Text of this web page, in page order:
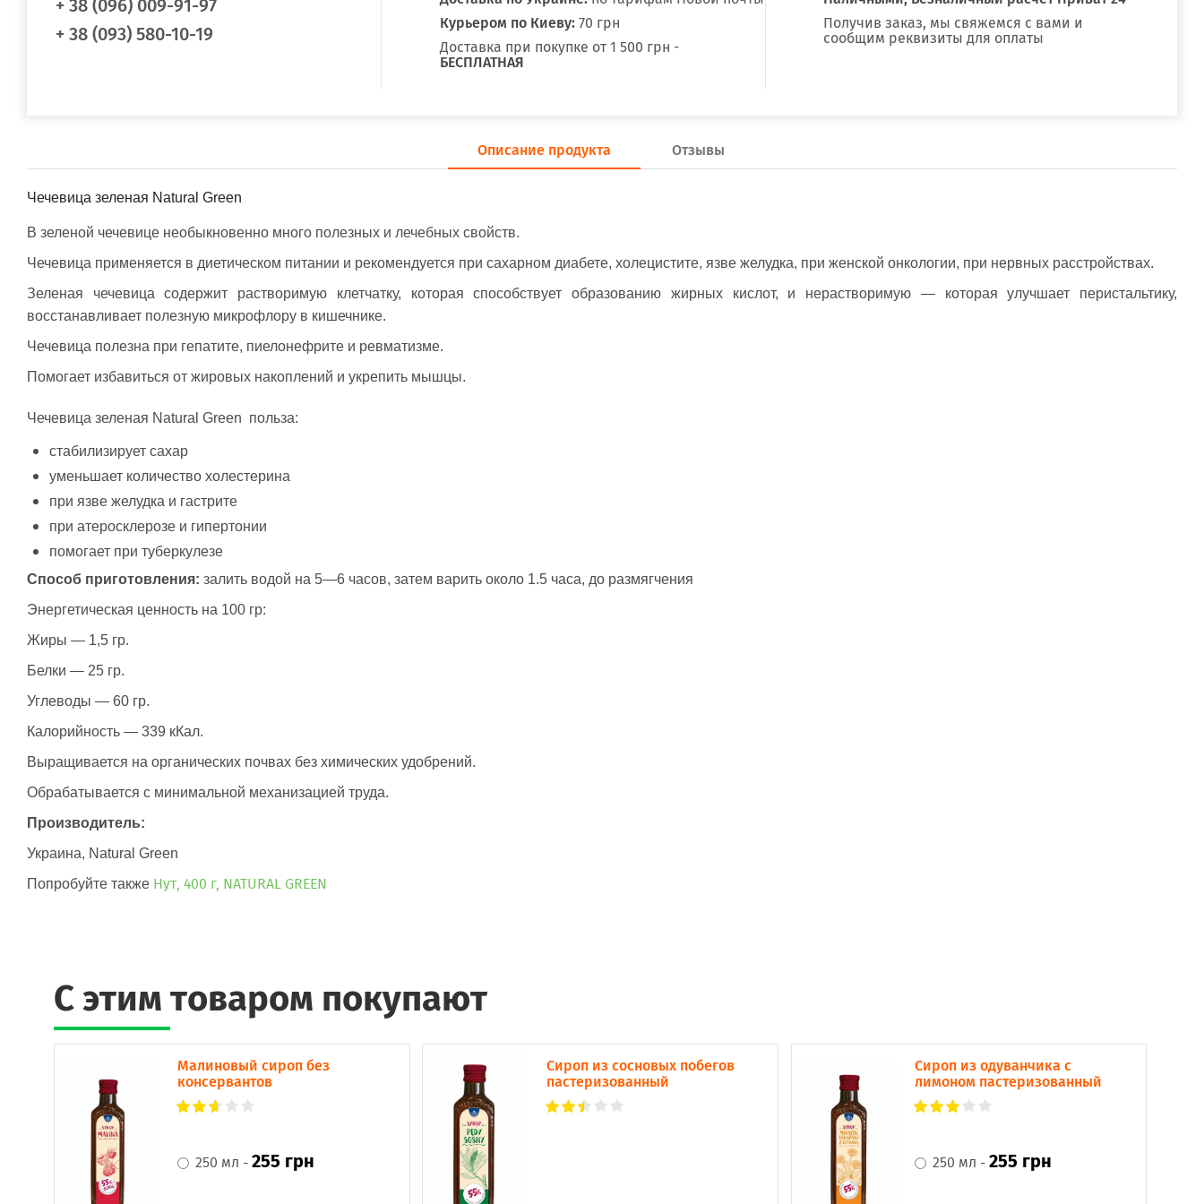
Свернуть описание
+ 38 (096) 009-91-97
+ 38 (093) 580-10-19
Курьером по Киеву:70 грн
Доставка при покупке от 1 500 грн -
БЕСПЛАТНАЯ
Получив заказ, мы свяжемся с вами и
сообщим реквизиты для оплаты
Описание продукта Отзывы
Чечевица зеленая Natural Green
В зеленой чечевице необыкновенно много полезных и лечебных свойств.
Чечевица применяется в диетическом питании и рекомендуется при сахарном диабете, холецистите, язве желудка, при женской онкологии, при нервных расстройствах.
Зеленая чечевица содержит растворимую клетчатку, которая способствует образованию жирных кислот, и нерастворимую — которая улучшает перистальтику,
восстанавливает полезную микрофлору в кишечнике.
Чечевица полезна при гепатите, пиелонефрите и ревматизме.
Помогает избавиться от жировых накоплений и укрепить мышцы.
Чечевица зеленая Natural Green польза:
стабилизирует сахар
уменьшает количество холестерина
при язве желудка и гастрите
при атеросклерозе и гипертонии
помогает при туберкулезе
Способ приготовления: залить водой на 5—6 часов, затем варить около 1.5 часа, до размягчения
Энергетическая ценность на 100 гр:
Жиры — 1,5 гр.
Белки — 25 гр.
Углеводы — 60 гр.
Калорийность — 339 кКал.
Выращивается на органических почвах без химических удобрений.
Обрабатывается с минимальной механизацией труда.
Производитель:
Украина, Natural Green
Попробуйте также Нут, 400 г, NATURAL GREEN
C этим товаром покупают
Малиновый сироп без
консервантов
250 мл -255 грн
Сироп из сосновых побегов
пастеризованный
Сироп из одуванчика с
лимоном пастеризованный
250 мл -255 грн